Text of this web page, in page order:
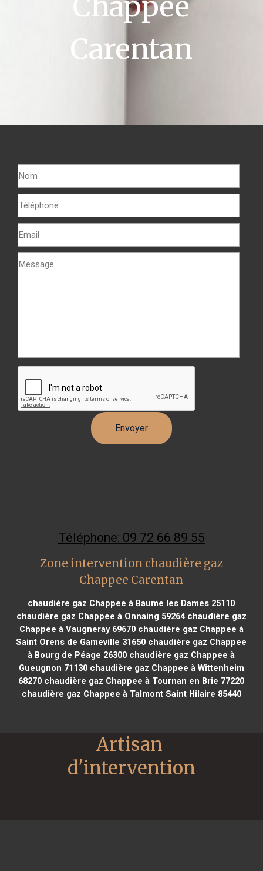
Carentan
Téléphone: 09 72 66 89 55
Zone intervention chaudière gaz
Chappee Carentan
chaudière gaz Chappee à Baume les Dames 25110
chaudière gaz Chappee à Onnaing 59264chaudière gaz
Chappee à Vaugneray 69670chaudière gaz Chappee à
Saint Orens de Gameville 31650 chaudière gaz Chappee
à Bourg de Péage 26300 chaudière gaz Chappee à
Gueugnon 71130chaudière gaz Chappee à Wittenheim
68270 chaudière gaz Chappee à Tournan en Brie 77220
chaudière gaz Chappee à Talmont Saint Hilaire 85440
Artisan
d'intervention